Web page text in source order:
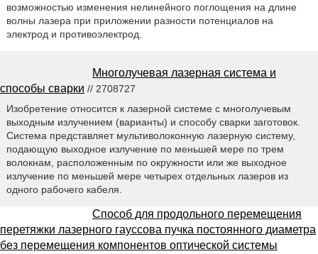
возможностью изменения нелинейного поглощения на длине
волны лазера при приложении разности потенциалов на
электрод и противоэлектрод.
Многолучевая лазерная система и
способы сварки // 2708727
Изобретение относится к лазерной системе с многолучевым
выходным излучением (варианты) и способу сварки заготовок.
Система представляет мультиволоконную лазерную систему,
подающую выходное излучение по меньшей мере по трем
волокнам, расположенным по окружности или же выходное
излучение по меньшей мере четырех отдельных лазеров из
одного рабочего кабеля.
Способ для продольного перемещения
перетяжки лазерного гауссова пучка постоянного диаметра
без перемещения компонентов оптической системы